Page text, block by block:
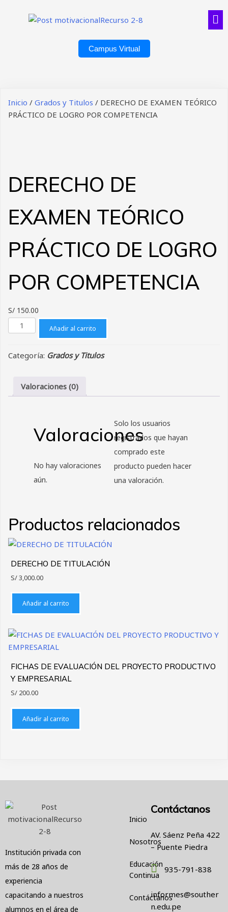
Campus Virtual
Inicio / Grados y Titulos / DERECHO DE EXAMEN TEÓRICO
PRÁCTICO DE LOGRO POR COMPETENCIA
DERECHO DE
EXAMEN TEÓRICO
PRÁCTICO DE LOGRO
POR COMPETENCIA
S/ 150.00
DERECHO
DE
TEÓRICO
LOGRO
cantidad
Añadir al carrito
Categoría: Grados y Titulos
Valoraciones (0)
Valoraciones
No hay valoraciones
aún.
Solo los usuarios
registrados que hayan
comprado este
producto pueden hacer
una valoración.
Productos relacionados
DERECHO DE TITULACIÓN
S/3,000.00
Añadir al carrito
FICHAS DE EVALUACIÓN DEL PROYECTO PRODUCTIVO
Y EMPRESARIAL
S/ 200.00
Añadir al carrito
Institución privada con
más de 28 años de
experiencia
capacitando a nuestros
alumnos en el área de
Inicio
Nosotros
Educación
Continua
Contáctanos
Contáctanos
AV. Sáenz Peña 422
– Puente Piedra
935-791-838
informes@souther
n.edu.pe